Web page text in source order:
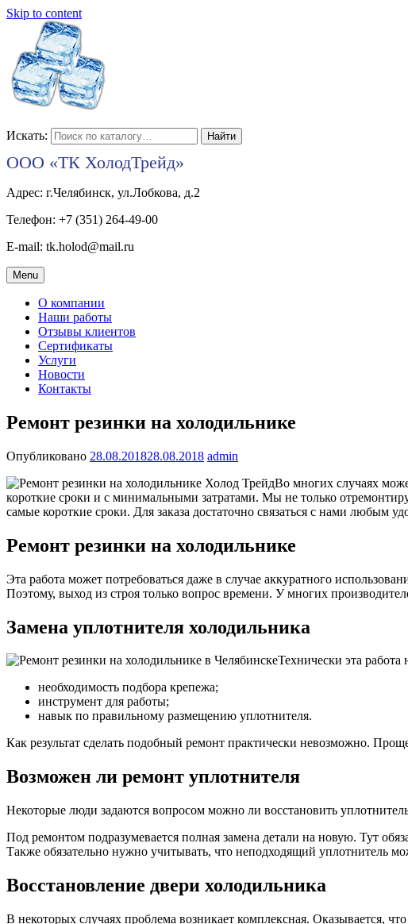
Skip to content
Искать:
ООО «ТК ХолодТрейд»
Адрес: г.Челябинск, ул.Лобкова, д.2
Телефон: +7 (351) 264-49-00
E-mail: tk.holod@mail.ru
Menu
О компании
Наши работы
Отзывы клиентов
Сертификаты
Услуги
Новости
Контакты
Ремонт резинки на холодильнике
Опубликовано 28.08.201828.08.2018 admin
Во многих случаях
короткие сроки и с минимальными затратами. Мы не только
самые короткие сроки. Для заказа достаточно связаться с нами любым
Ремонт резинки на холодильнике
Эта работа может потребоваться даже в случае аккуратного
Поэтому, выход из строя только вопрос времени. У многих
Замена уплотнителя холодильника
Технически эта
необходимость подбора крепежа;
инструмент для работы;
навык по правильному размещению уплотнителя.
Как результат сделать подобный ремонт практически невозможно.
Возможен ли ремонт уплотнителя
Некоторые люди задаются вопросом можно ли восстановить
Под ремонтом подразумевается полная замена детали на новую. Тут
Также обязательно нужно учитывать, что неподходящий уплотнитель
Восстановление двери холодильника
В некоторых случаях проблема возникает комплексная. Оказывается,